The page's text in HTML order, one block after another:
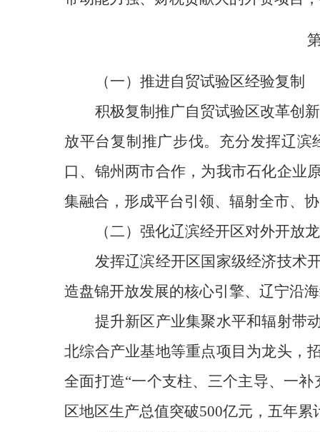
（一） 推进自贸试验区经验复制
积极复制推广自贸试验区改革创
放平台复制推广步伐。 充分发挥辽滨
口、锦州两市合作，为我市石化企业
集融合，形成平台引领、辐射全市、
（二） 强化辽滨经开区对外开放
发挥辽滨经开区国家级经济技术
造盘锦开放发展的核心引擎、辽宁沿
提升新区产业集聚水平和辐射带
北综合产业基地等重点项目为龙头，
全面打造“一个支柱、三个主导、一
区地区生产总值突破500亿元，五年